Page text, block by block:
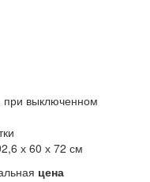
при выключенном
х 60 х 72 см
цена